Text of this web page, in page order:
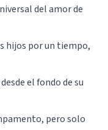
del amor de
hijos por un tiempo,
el fondo de su
pero solo